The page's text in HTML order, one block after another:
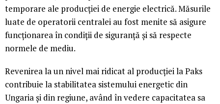
temporare ale producției de energie electrică. Măsurile
luate de operatorii centralei au fost menite să asigure
funcționarea în condiții de siguranță și să respecte
normele de mediu.
Revenirea la un nivel mai ridicat al producției la Paks
contribuie la stabilitatea sistemului energetic din
Ungaria și din regiune, având în vedere capacitatea sa